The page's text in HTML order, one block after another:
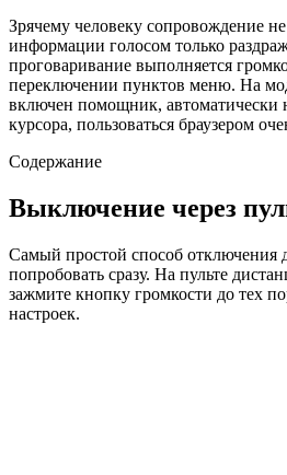
Зрячему человеку сопровождение
информации голосом только
проговаривание выполняется
переключении пунктов меню. На
включен помощник, автоматически
курсора, пользоваться браузером
Содержание
Выключение через
Самый простой способ отключения
попробовать сразу. На пульте
зажмите кнопку громкости до тех
настроек.